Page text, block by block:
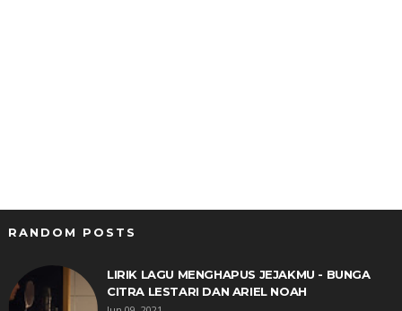
RANDOM POSTS
LIRIK LAGU MENGHAPUS JEJAKMU - BUNGA
CITRA LESTARI DAN ARIEL NOAH